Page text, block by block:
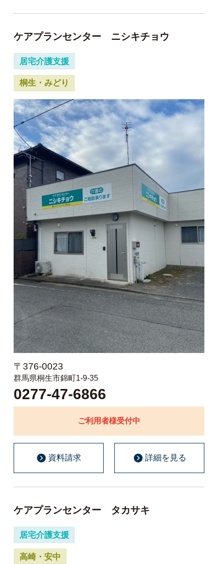
ケアプランセンター ニシキチョウ
居宅介護支援
桐生・みどり
〒376-0023
群馬県桐生市錦町1-9-35
0277-47-6866
ご利用者様受付中
資料請求 詳細を見る
ケアプランセンター タカサキ
居宅介護支援
高崎・安中